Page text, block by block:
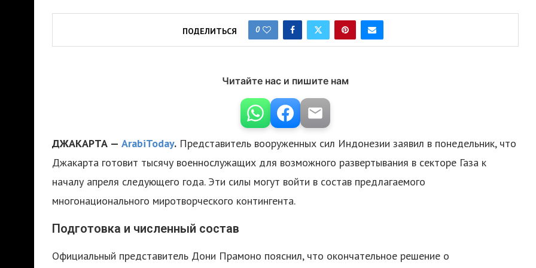
ПОДЕЛИТЬСЯ 0
Читайте нас и пишите нам
ДЖАКАРТА — ArabiToday. Представитель вооруженных сил Индонезии заявил в понедельник, что
Джакарта готовит тысячу военнослужащих для возможного развертывания в секторе Газа к
началу апреля следующего года. Эти силы могут войти в состав предлагаемого
многонационального миротворческого контингента.
Подготовка и численный состав
Официальный представитель Дони Прамоно пояснил, что окончательное решение о